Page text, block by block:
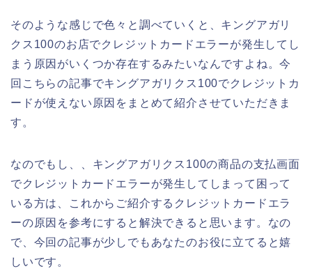
そのような感じで色々と調べていくと、キングアガリ
クス100のお店でクレジットカードエラーが発生してし
まう原因がいくつか存在するみたいなんですよね。今
回こちらの記事でキングアガリクス100でクレジットカ
ードが使えない原因をまとめて紹介させていただきま
す。
なのでもし、、キングアガリクス100の商品の支払画面
でクレジットカードエラーが発生してしまって困って
いる方は、これからご紹介するクレジットカードエラ
ーの原因を参考にすると解決できると思います。なの
で、今回の記事が少しでもあなたのお役に立てると嬉
しいです。